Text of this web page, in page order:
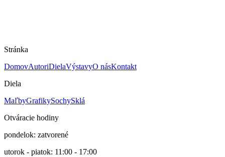
Stránka
DomovAutoriDielaVýstavyO násKontakt
Diela
MaľbyGrafikySochySklá
Otváracie hodiny
pondelok: zatvorené
utorok - piatok: 11:00 - 17:00